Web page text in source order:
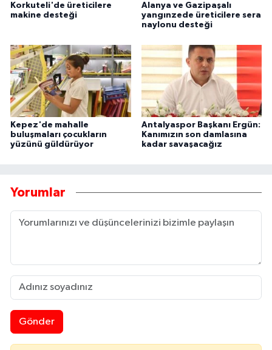
Korkuteli'de üreticilere
makine desteği
Alanya ve Gazipaşalı
yangınzede üreticilere sera
naylonu desteği
Kepez'de mahalle
buluşmaları çocukların
yüzünü güldürüyor
Antalyaspor Başkanı Ergün:
Kanımızın son damlasına
kadar savaşacağız
Yorumlar
Gönder